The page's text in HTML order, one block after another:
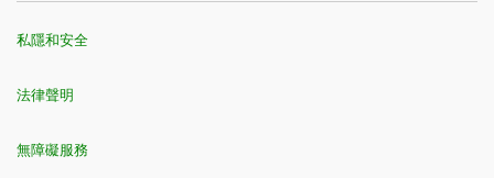
私隱和安全
法律聲明
無障礙服務